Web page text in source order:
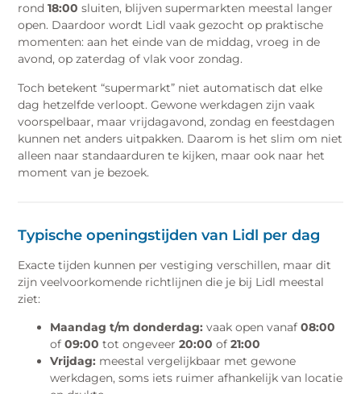
rond18:00 sluiten, blijven supermarkten meestal langer
open. Daardoor wordt Lidl vaak gezocht op praktische
momenten: aan het einde van de middag, vroeg in de
avond, op zaterdag of vlak voor zondag.
Toch betekent “supermarkt” niet automatisch dat elke
dag hetzelfde verloopt. Gewone werkdagen zijn vaak
voorspelbaar, maar vrijdagavond, zondag en feestdagen
kunnen net anders uitpakken. Daarom is het slim om niet
alleen naar standaarduren te kijken, maar ook naar het
moment van je bezoek.
Typische openingstijden van Lidl per dag
Exacte tijden kunnen per vestiging verschillen, maar dit
zijn veelvoorkomende richtlijnen die je bij Lidl meestal
ziet:
Maandag t/m donderdag: vaak open vanaf08:00
of09:00 tot ongeveer20:00 of21:00
Vrijdag: meestal vergelijkbaar met gewone
werkdagen, soms iets ruimer afhankelijk van locatie